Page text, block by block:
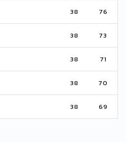
38 76
38 73
38 71
38 70
38 69